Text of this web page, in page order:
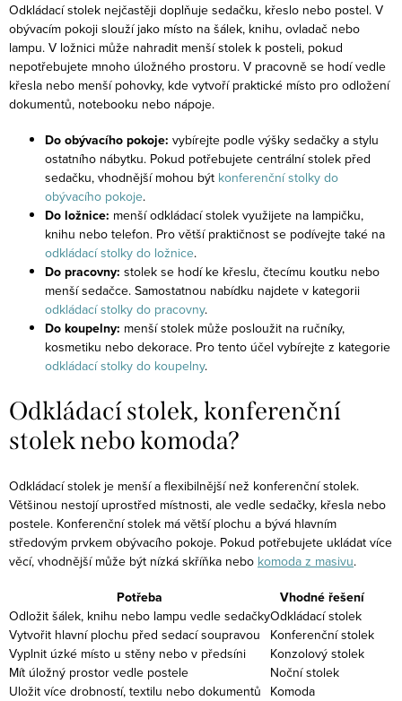
Odkládací stolek nejčastěji doplňuje sedačku, křeslo nebo postel. V
obývacím pokoji slouží jako místo na šálek, knihu, ovladač nebo
lampu. V ložnici může nahradit menší stolek k posteli, pokud
nepotřebujete mnoho úložného prostoru. V pracovně se hodí vedle
křesla nebo menší pohovky, kde vytvoří praktické místo pro odložení
dokumentů, notebooku nebo nápoje.
Do obývacího pokoje: vybírejte podle výšky sedačky a stylu
ostatního nábytku. Pokud potřebujete centrální stolek před
sedačku, vhodnější mohou být konferenční stolky do
obývacího pokoje.
Do ložnice: menší odkládací stolek využijete na lampičku,
knihu nebo telefon. Pro větší praktičnost se podívejte také na
odkládací stolky do ložnice.
Do pracovny: stolek se hodí ke křeslu, čtecímu koutku nebo
menší sedačce. Samostatnou nabídku najdete v kategorii
odkládací stolky do pracovny.
Do koupelny: menší stolek může posloužit na ručníky,
kosmetiku nebo dekorace. Pro tento účel vybírejte z kategorie
odkládací stolky do koupelny.
Odkládací stolek, konferenční
stolek nebo komoda?
Odkládací stolek je menší a flexibilnější než konferenční stolek.
Většinou nestojí uprostřed místnosti, ale vedle sedačky, křesla nebo
postele. Konferenční stolek má větší plochu a bývá hlavním
středovým prvkem obývacího pokoje. Pokud potřebujete ukládat více
věcí, vhodnější může být nízká skříňka nebo komoda z masivu.
Potřeba
Vhodné řešení
Odložit šálek, knihu nebo lampu vedle sedačkyOdkládací stolek
Vytvořit hlavní plochu před sedací soupravou
Konferenční stolek
Vyplnit úzké místo u stěny nebo v předsíni
Konzolový stolek
Mít úložný prostor vedle postele
Noční stolek
Uložit více drobností, textilu nebo dokumentů Komoda